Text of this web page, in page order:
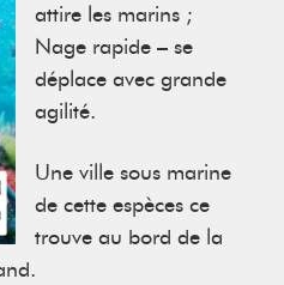
attire les marins ;
Nage rapide – se
déplace avec grande
agilité.
Une ville sous marine
de cette espèces ce
trouve au bord de la